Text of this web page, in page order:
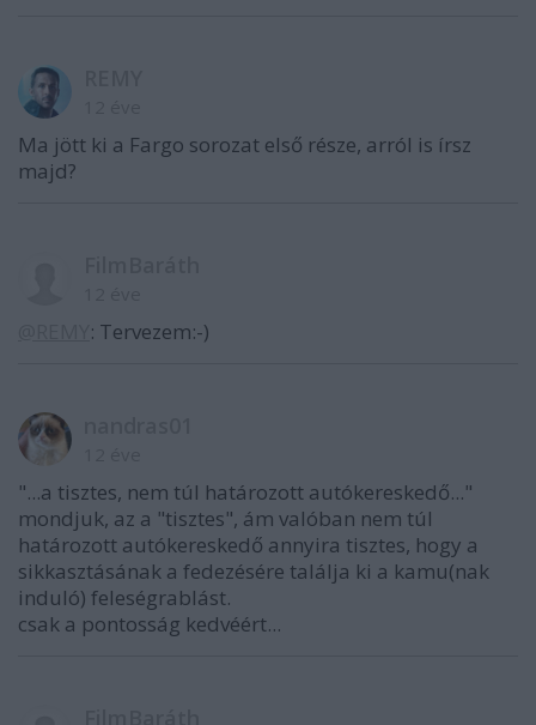
Ma jött ki a Fargo sorozat első része, arról is írsz
majd?
: Tervezem:-)
"...a tisztes, nem túl határozott autókereskedő..."
mondjuk, az a "tisztes", ám valóban nem túl
határozott autókereskedő annyira tisztes, hogy a
sikkasztásának a fedezésére találja ki a kamu(nak
induló) feleségrablást.
csak a pontosság kedvéért...